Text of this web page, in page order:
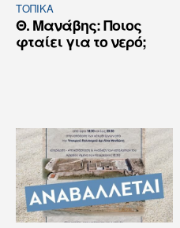
ΤΟΠΙΚΑ
Θ. Μανάβης: Ποιος
φταίει για το νερό;